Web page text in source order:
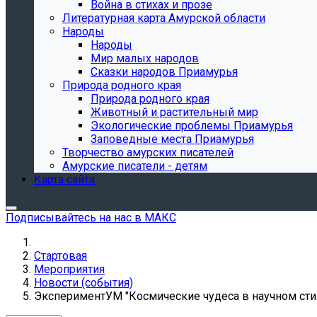
Война в стихах и прозе
Литературная карта Амурской области
Народы
Народы
Мир малых народов
Сказки народов Приамурья
Природа родного края
Природа родного края
Животный и растительный мир
Экологические проблемы Приамурья
Заповедные места Приамурья
Творчество амурских писателей
Амурские писатели - детям
Карта сайта
Подписывайтесь на нас в МАКС
Стартовая
Мероприятия
Новости (события)
ЭкспериментУМ "Космические чудеса в научном